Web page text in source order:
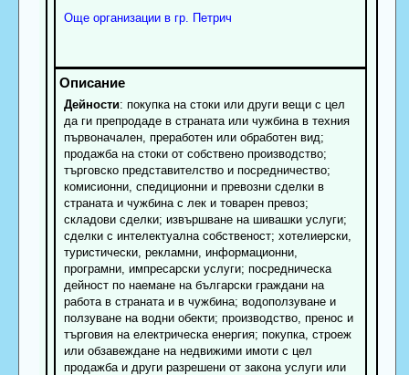
Още организации в гр. Петрич
Дейности: покупка на стоки или други вещи с цел
да ги препродаде в страната или чужбина в техния
първоначален, преработен или обработен вид;
продажба на стоки от собствено производство;
търговско представителство и посредничество;
комисионни, спедиционни и превозни сделки в
страната и чужбина с лек и товарен превоз;
складови сделки; извършване на шивашки услуги;
сделки с интелектуална собственост; хотелиерски,
туристически, рекламни, информационни,
програмни, импресарски услуги; посредническа
дейност по наемане на български граждани на
работа в страната и в чужбина; водоползуване и
ползуване на водни обекти; производство, пренос и
търговия на електрическа енергия; покупка, строеж
или обзавеждане на недвижими имоти с цел
продажба и други разрешени от закона услуги или